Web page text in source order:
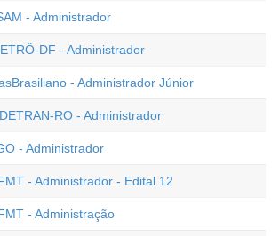
- Administrador
DF - Administrador
- Administrador Júnior
RO - Administrador
- Administrador
- Administrador - Edital 12
- Administração